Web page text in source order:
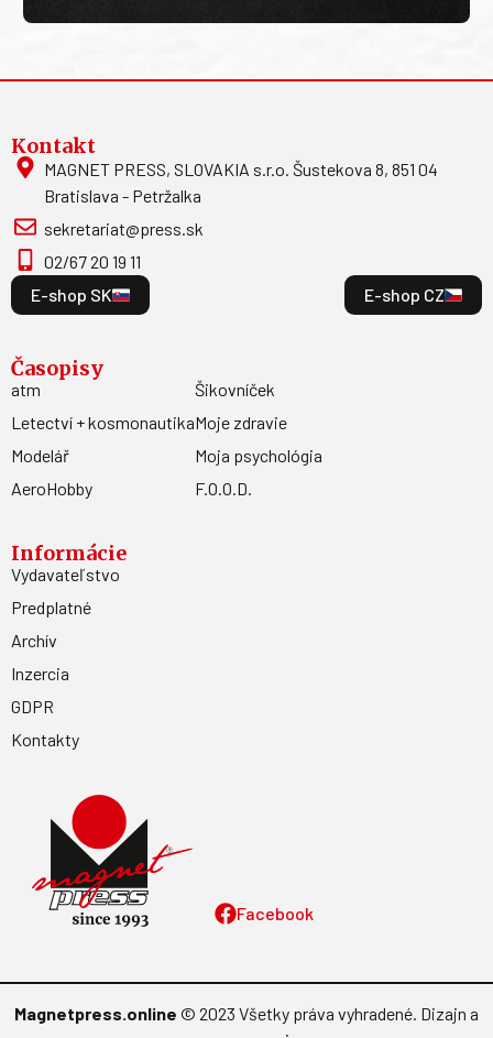
Facebook
Kontakt
MAGNET PRESS, SLOVAKIA s.r.o. Šustekova 8, 851 04
Bratislava - Petržalka
sekretariat@press.sk
02/67 20 19 11
E-shop SK
E-shop CZ
Časopisy
atm
Letectví + kosmonautika
Modelář
AeroHobby
Šikovníček
Moje zdravie
Moja psychológia
F.O.O.D.
Informácie
Vydavateľstvo
Predplatné
Archív
Inzercia
GDPR
Kontakty
Magnetpress.online © 2023 Všetky práva vyhradené. Dizajn a